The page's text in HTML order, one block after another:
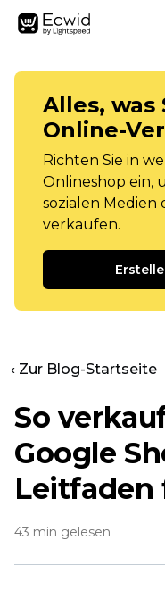
Alles, was
Online-
Richten Sie in
Onlineshop ein,
sozialen
verkaufen.
‹ Zur Blog-Startseite
So
Google
Leitfaden
43 min gelesen